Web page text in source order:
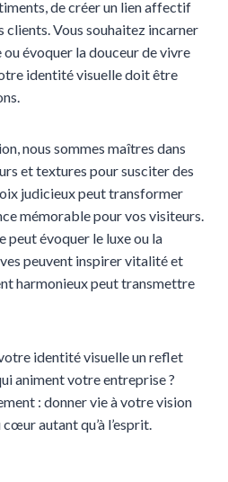
de créer un lien affectif
Vous souhaitez incarner
évoquer la douceur de vivre
identité visuelle doit être
nous sommes maîtres dans
et textures pour susciter des
judicieux peut transformer
mémorable pour vos visiteurs.
peut évoquer le luxe ou la
peuvent inspirer vitalité et
harmonieux peut transmettre
identité visuelle un reflet
animent votre entreprise ?
: donner vie à votre vision
autant qu’à l’esprit.